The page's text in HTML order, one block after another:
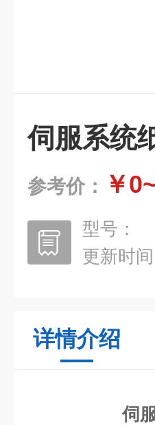
伺服系统
参考价： ￥
型号：
更新时间
详情介绍
伺